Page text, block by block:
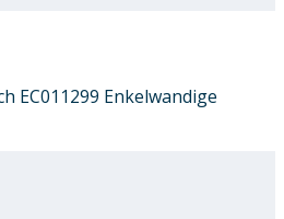
EC011299 Enkelwandige